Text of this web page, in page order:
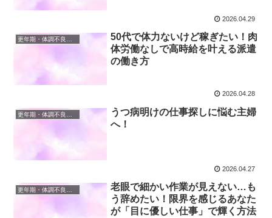
2026.04.29
更年期・体調不良と仕事の両立
50代で体力ないけど稼ぎたい！肉
体労働なしで高時給を叶える派遣
の働き方
2026.04.28
うつ病明けの仕事探しに悩む主婦
へ！
2026.04.27
老眼で細かい作業が見えない…も
う辞めたい！限界を感じるあなた
が「目に優しい仕事」で輝く方法